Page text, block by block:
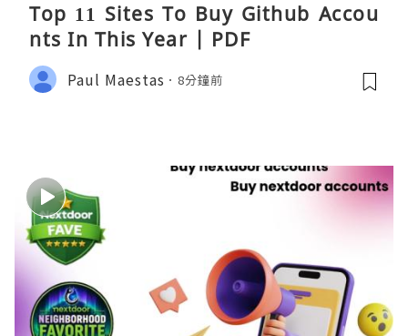
Top 11 Sites To Buy Github Accou
nts In This Year | PDF
Paul Maestas 8分鐘前